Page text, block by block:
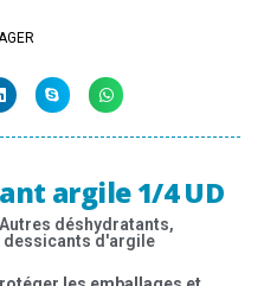
argile 1/4 UD
Autres déshydratants,
dessicants d'argile